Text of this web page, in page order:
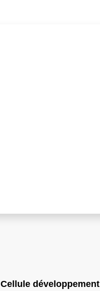
Cellule développement